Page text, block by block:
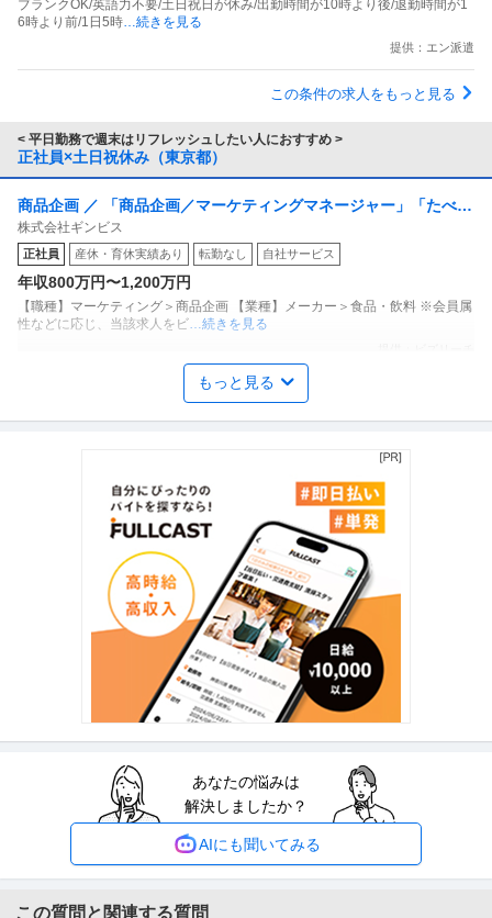
ブランクOK/英語力不要/土日祝日が休み/出勤時間が10時より後/退勤時間が1
6時より前/1日5時…続きを見る
提供：エン派遣
この条件の求人をもっと見る
< 平日勤務で週末はリフレッシュしたい人におすすめ >
正社員×土日祝休み（東京都）
商品企画 ／ 「商品企画／マーケティングマネージャー」「たべっ
子どうぶつ」でお馴染みのお菓子メーカー ギンビス「「しみチョ
ココーン」「アスパラガス」などのロングセラー商品を製造／土
日祝休み／転勤なし／勤務地日本橋」（株式会社ギンビス）
株式会社ギンビス
正社員 産休・育休実績あり 転勤なし 自社サービス
年収800万円〜1,200万円
【職種】マーケティング＞商品企画 【業種】メーカー＞食品・飲料 ※会員属
性などに応じ、当該求人をビ…続きを見る
法務・コンプライアンス ／ 「測量士・測量士補・測量助手」最新
ドローン・3Dレーザースキャナーを駆使する先進的測量技術者／
創業90年の強固なグループ基盤／京都・丸太町駅徒歩1分／完全週
ひかり司法書士法人
【職種】管理＞法務・コンプライアンス 【業種】士業＞その他 ※会員属性な
どに応じ、当該求人をビズリ…続きを見る
年収1000万円も可能×土日祝休み／外国人人材紹介の法人営業／
マネジメント業務
上野グループホールディングス株式会社
土日休み 介護休暇あり
月給47万円〜62.5万円
【年収1000万円も可能×土日祝休み】外国人人材紹介の法人営業｜マネジメ
ント業務 【高収入！稼ぐな
…続きを見る
営業事務・アシスタント ／ 「主催展示会の運営サポート」社内外
調整×営業事務を活かして展示会を成功へ導く 土日祝休／年休127
株式会社イノベント
職場内禁煙
【職種】営業＞営業事務・アシスタント 【業種】サービス＞その他 ※会員属
性などに応じ、当該求人をビ…続きを見る
もっと見る
あなたの悩みは
解決しましたか？
AIにも聞いてみる
この質問と関連する質問